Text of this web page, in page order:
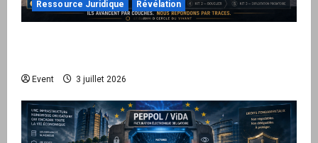
Ressource Juridique
Révélation
Event 3 juillet 2026